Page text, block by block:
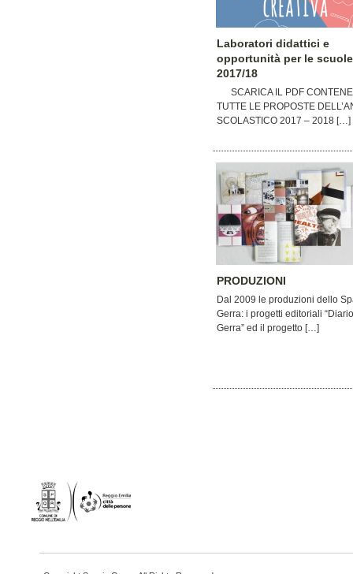
Laboratori didattici e
opportunità per le scuole
2017/18
SCARICA IL PDF
TUTTE LE PROPOSTE
SCOLASTICO 2017 – 2018 […]
PRODUZIONI
Dal 2009 le produzioni dello
Gerra: i progetti editoriali “Diario
Gerra” ed il progetto […]